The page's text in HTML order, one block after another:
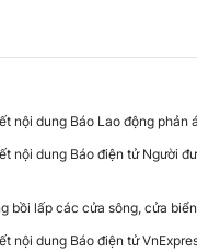
nội dung Báo Lao động phản
nội dung Báo điện tử Người
bồi lấp các cửa sông, cửa biển
nội dung Báo điện tử